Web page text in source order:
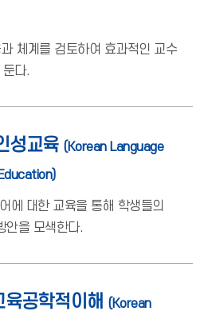
체계를 검토하여 효과적인 교수
다.
성교육 (Korean Language
에 대한 교육을 통해 학생들의
안을 모색한다.
공학적이해 (Korean